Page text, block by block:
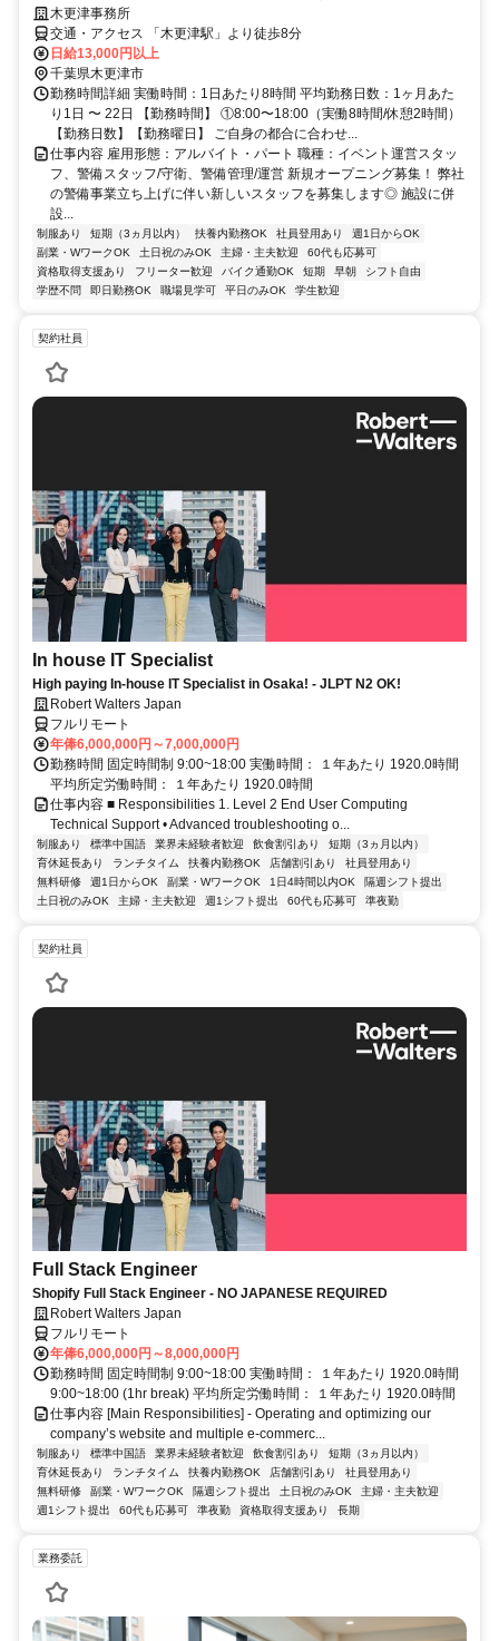
木更津事務所
交通・アクセス 「木更津駅」より徒歩8分
日給13,000円以上
千葉県木更津市
勤務時間詳細 実働時間：1日あたり8時間 平均勤務日数：1ヶ月あた
り1日 〜 22日 【勤務時間】 ①8:00〜18:00（実働8時間/休憩2時間）
【勤務日数】【勤務曜日】 ご自身の都合に合わせ...
仕事内容 雇用形態：アルバイト・パート 職種：イベント運営スタッ
フ、警備スタッフ/守衛、警備管理/運営 新規オープニング募集！ 弊社
の警備事業立ち上げに伴い新しいスタッフを募集します◎ 施設に併
設...
制服あり 短期（3ヵ月以内） 扶養内勤務OK 社員登用あり
週1日からOK
副業・WワークOK
土日祝のみOK 主婦・主夫歓迎
60代も応募可
資格取得支援あり
フリーター歓迎 バイク通勤OK 短期 早朝
シフト自由
学歴不問
即日勤務OK 職場見学可 平日のみOK 学生歓迎
契約社員
In house IT Specialist
High paying In-house IT Specialist in Osaka! - JLPT N2 OK!
Robert Walters Japan
フルリモート
年俸6,000,000円～7,000,000円
勤務時間 固定時間制 9:00~18:00 実働時間： １年あたり 1920.0時間
平均所定労働時間： １年あたり 1920.0時間
仕事内容 ■ Responsibilities 1. Level 2 End User Computing
Technical Support • Advanced troubleshooting o...
制服あり 標準中国語 業界未経験者歓迎 飲食割引あり
短期（3ヵ月以内）
育休延長あり
ランチタイム 扶養内勤務OK 店舗割引あり
社員登用あり
無料研修
週1日からOK 副業・WワークOK 1日4時間以内OK
隔週シフト提出
土日祝のみOK
主婦・主夫歓迎 週1シフト提出 60代も応募可 準夜勤
契約社員
Full Stack Engineer
Shopify Full Stack Engineer - NO JAPANESE REQUIRED
Robert Walters Japan
フルリモート
年俸6,000,000円～8,000,000円
勤務時間 固定時間制 9:00~18:00 実働時間： １年あたり 1920.0時間
9:00~18:00 (1hr break) 平均所定労働時間： １年あたり 1920.0時間
仕事内容 [Main Responsibilities] - Operating and optimizing our
company’s website and multiple e-commerc...
制服あり 標準中国語 業界未経験者歓迎 飲食割引あり
短期（3ヵ月以内）
育休延長あり
ランチタイム 扶養内勤務OK 店舗割引あり
社員登用あり
無料研修
副業・WワークOK 隔週シフト提出 土日祝のみOK
主婦・主夫歓迎
週1シフト提出
60代も応募可 準夜勤 資格取得支援あり 長期
業務委託